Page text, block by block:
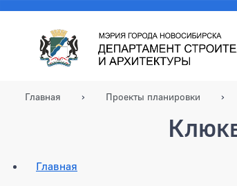
Главная Проекты планировки
Главная